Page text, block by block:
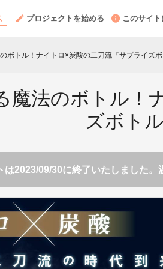
プロジェクトを始める このサイ
ボトル！ナイトロ×炭酸の二刀流『サプライズボ
魔法のボトル！
ズボトル
は2023/09/30に終了いたしました。